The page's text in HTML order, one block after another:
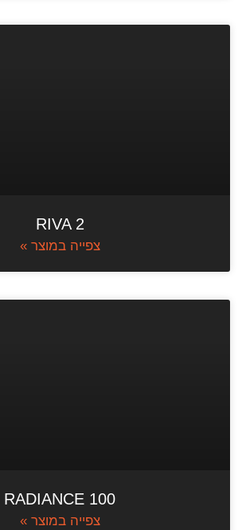
RIVA 2
צפייה במוצר »
RADIANCE 100
צפייה במוצר »